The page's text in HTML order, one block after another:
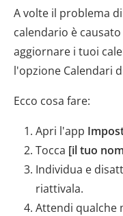
A volte il problema
calendario è
aggiornare i tuoi
l'opzione Calendari
Ecco cosa fare:
Apri l'app
Tocca [il tuo
Individua e
riattivala.
Attendi qualche